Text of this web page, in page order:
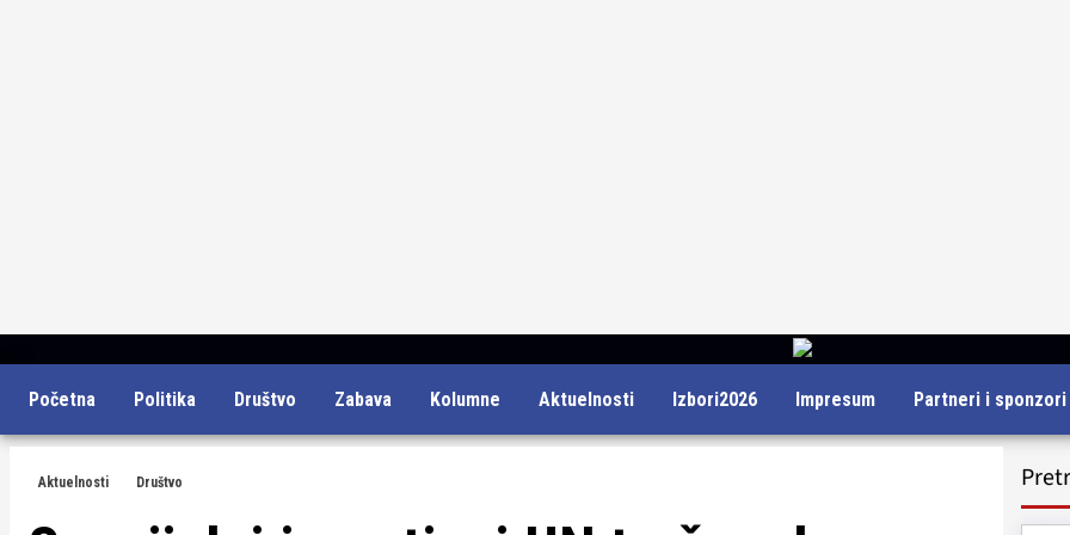
content
Početna Politika Društvo Zabava Kolumne Aktuelnosti Izbori2026 Impresum Partneri i sponzori
Aktuelnosti Društvo